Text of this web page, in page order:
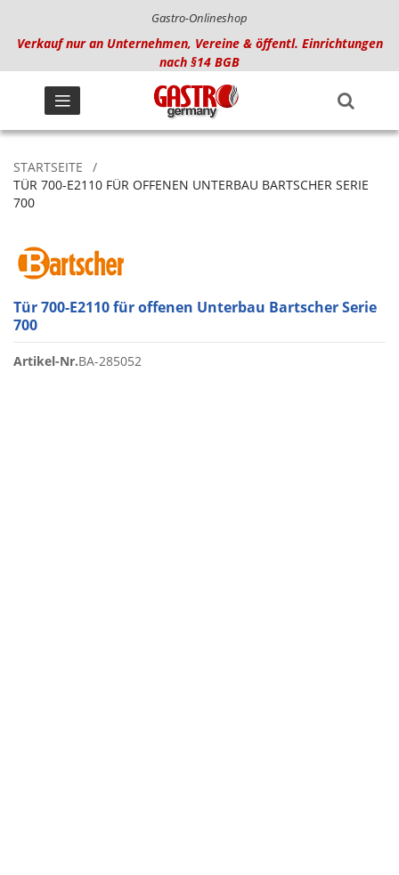
Gastro-Onlineshop
Verkauf nur an Unternehmen, Vereine & öffentl. Einrichtungen
nach §14 BGB
STARTSEITE
TÜR 700-E2110 FÜR OFFENEN UNTERBAU BARTSCHER SERIE
700
Tür 700-E2110 für offenen Unterbau Bartscher Serie
700
Artikel-Nr.BA-285052